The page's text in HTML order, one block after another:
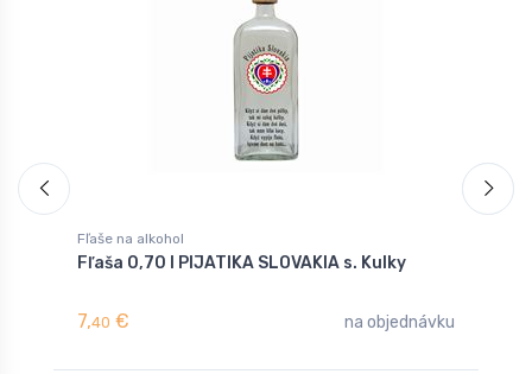
Fľaše na alkohol
Fľaša 0,70 l PIJATIKA SLOVAKIA s. Kulky
7,40 € na objednávku